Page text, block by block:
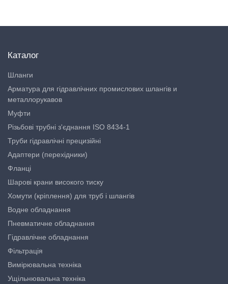
Каталог
Шланги
Арматура для гідравлічних промислових шлангів и
металлорукавов
Муфти
Різьбові трубні з'єднання ISO 8434-1
Труби гідравлічні прецизійні
Адаптери (перехідники)
Фланці
Шарові крани високого тиску
Хомути (кріплення) для труб і шлангів
Водне обладнання
Пневматичне обладнання
Гідравлічне обладнання
Фільтрація
Вимірювальна техніка
Ущільнювальна техніка